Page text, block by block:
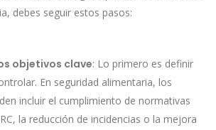
debes seguir estos pasos:
objetivos clave: Lo primero es definir
En seguridad alimentaria, los
incluir el cumplimiento de normativas
la reducción de incidencias o la mejora